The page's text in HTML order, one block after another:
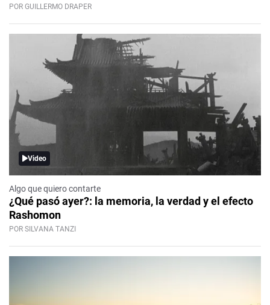
POR GUILLERMO DRAPER
Video
Algo que quiero contarte
¿Qué pasó ayer?: la memoria, la verdad y el efecto
Rashomon
POR SILVANA TANZI